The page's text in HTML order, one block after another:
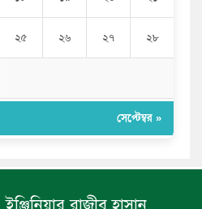
২৫ ২৬ ২৭ ২৮
সেপ্টেম্বর »